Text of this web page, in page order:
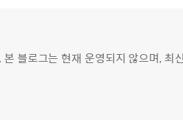
블로그는 현재 운영되지 않으며, 최